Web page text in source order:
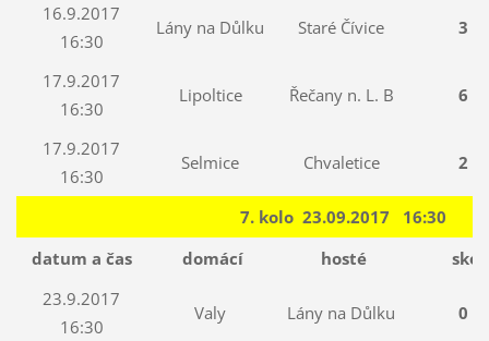
16.9.2017
16:30
Lány na Důlku Staré Čívice 3 :
17.9.2017
16:30
Lipoltice Řečany n. L. B 6 :
17.9.2017
16:30
Selmice Chvaletice 2 :
7. kolo 23.09.2017 16:30
datum a čas
domácí hosté
23.9.2017
16:30
Valy Lány na Důlku 0 :